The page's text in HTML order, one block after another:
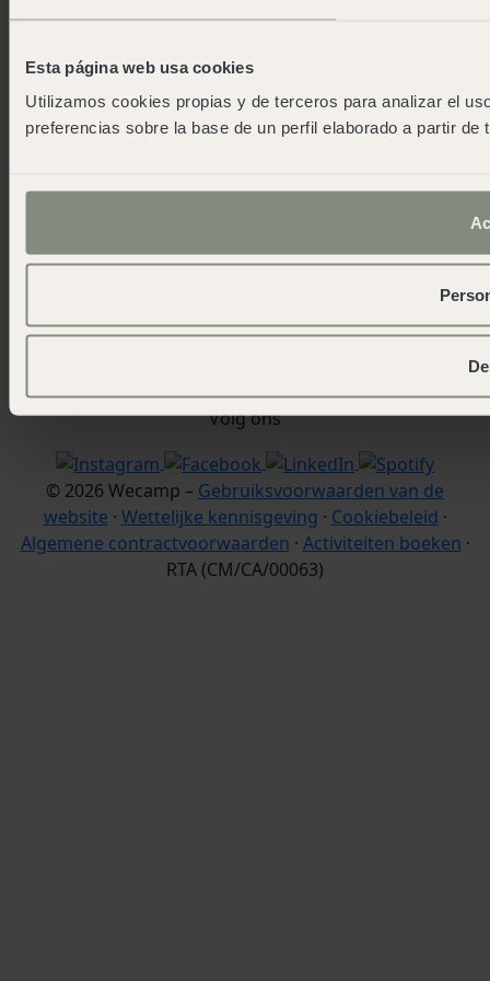
Esta página web usa cookies
Utilizamos cookies propias y de terceros para analizar el
preferencias sobre la base de un perfil elaborado a partir
Wecampersclub
Evenementen
Perskamer
App downloaden
wecamp headquarters
Volg ons
© 2026 Wecamp – Gebruiksvoorwaarden van de
website · Wettelijke kennisgeving · Cookiebeleid ·
Algemene contractvoorwaarden · Activiteiten boeken ·
RTA (CM/CA/00063)